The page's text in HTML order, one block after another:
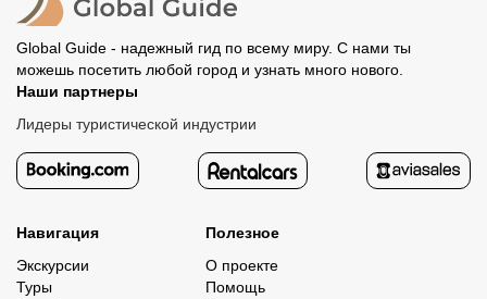
Global Guide - надежный гид по всему миру. С нами ты
можешь посетить любой город и узнать много нового.
Наши партнеры
Лидеры туристической индустрии
Навигация
Экскурсии
Туры
Полезное
О проекте
Помощь